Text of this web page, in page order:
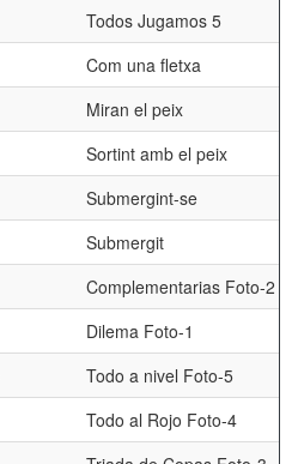
Todos Jugamos 5
Com una fletxa
Miran el peix
Sortint amb el peix
Submergint-se
Submergit
Complementarias Foto-2
Dilema Foto-1
Todo a nivel Foto-5
Todo al Rojo Foto-4